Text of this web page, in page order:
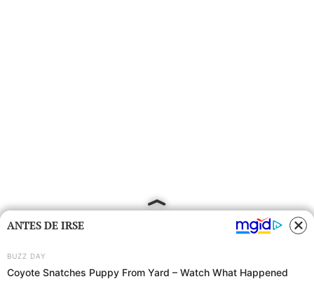
ANTES DE IRSE